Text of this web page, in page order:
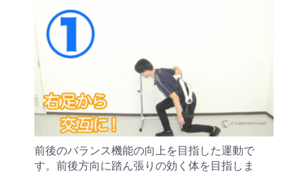
前後のバランス機能の向上を目指した運動で
す。前後方向に踏ん張りの効く体を目指しま